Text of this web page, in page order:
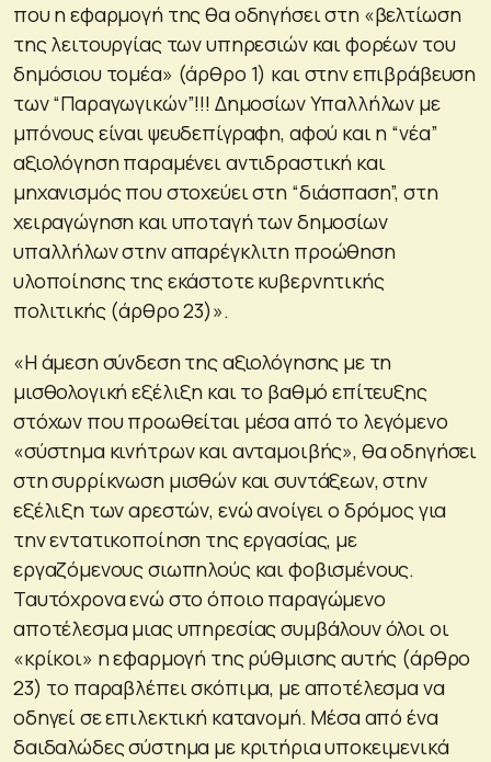
που η εφαρμογή της θα οδηγήσει στη «βελτίωση
της λειτουργίας των υπηρεσιών και φορέων του
δημόσιου τομέα» (άρθρο 1) και στην επιβράβευση
των “Παραγωγικών”!!! Δημοσίων Υπαλλήλων με
μπόνους είναι ψευδεπίγραφη, αφού και η “νέα”
αξιολόγηση παραμένει αντιδραστική και
μηχανισμός που στοχεύει στη “διάσπαση”, στη
χειραγώγηση και υποταγή των δημοσίων
υπαλλήλων στην απαρέγκλιτη προώθηση
υλοποίησης της εκάστοτε κυβερνητικής
πολιτικής (άρθρο 23)».
«Η άμεση σύνδεση της αξιολόγησης με τη
μισθολογική εξέλιξη και το βαθμό επίτευξης
στόχων που προωθείται μέσα από το λεγόμενο
«σύστημα κινήτρων και ανταμοιβής», θα οδηγήσει
στη συρρίκνωση μισθών και συντάξεων, στην
εξέλιξη των αρεστών, ενώ ανοίγει ο δρόμος για
την εντατικοποίηση της εργασίας, με
εργαζόμενους σιωπηλούς και φοβισμένους.
Ταυτόχρονα ενώ στο όποιο παραγώμενο
αποτέλεσμα μιας υπηρεσίας συμβάλουν όλοι οι
«κρίκοι» η εφαρμογή της ρύθμισης αυτής (άρθρο
23) το παραβλέπει σκόπιμα, με αποτέλεσμα να
οδηγεί σε επιλεκτική κατανομή. Μέσα από ένα
δαιδαλώδες σύστημα με κριτήρια υποκειμενικά